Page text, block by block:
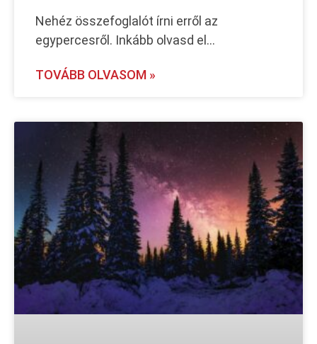
Nehéz összefoglalót írni erről az
egypercesről. Inkább olvasd el…
TOVÁBB OLVASOM »